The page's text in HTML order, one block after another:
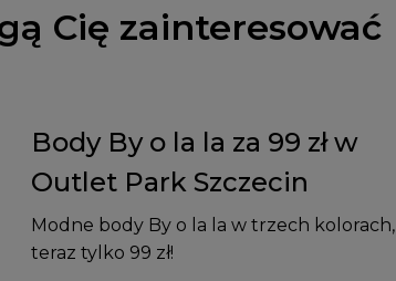
Cię zainteresować
Body By o la la za 99 zł w
Outlet Park Szczecin
Modne body By o la la w trzech kolorach,
teraz tylko 99 zł!